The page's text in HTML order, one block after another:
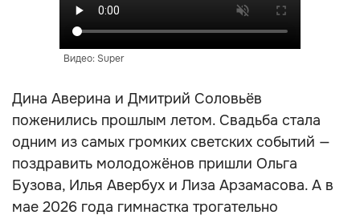
Видео: Super
Дина Аверина и Дмитрий Соловьёв
поженились прошлым летом. Свадьба стала
одним из самых громких светских событий —
поздравить молодожёнов пришли Ольга
Бузова, Илья Авербух и Лиза Арзамасова. А в
мае 2026 года гимнастка трогательно